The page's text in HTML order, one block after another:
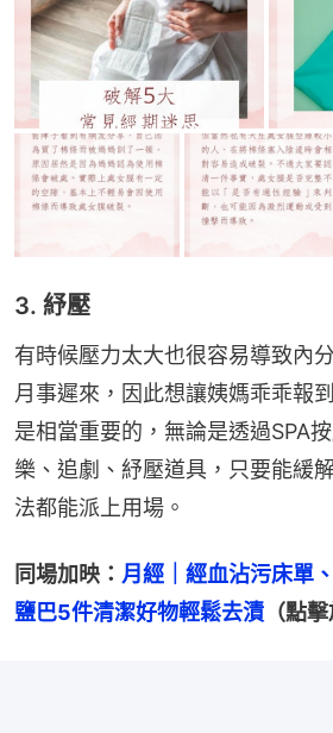
3. 紓壓
有時候壓力太大也很容易導致內
月事遲來，因此想讓姨媽乖乖報
是相當重要的，無論是透過SPA
樂、追劇、紓壓道具，只要能緩
法都能派上用場。
同場加映： 月經｜經血沾污床單
鹽巴5件清潔好物輕鬆去漬 （點